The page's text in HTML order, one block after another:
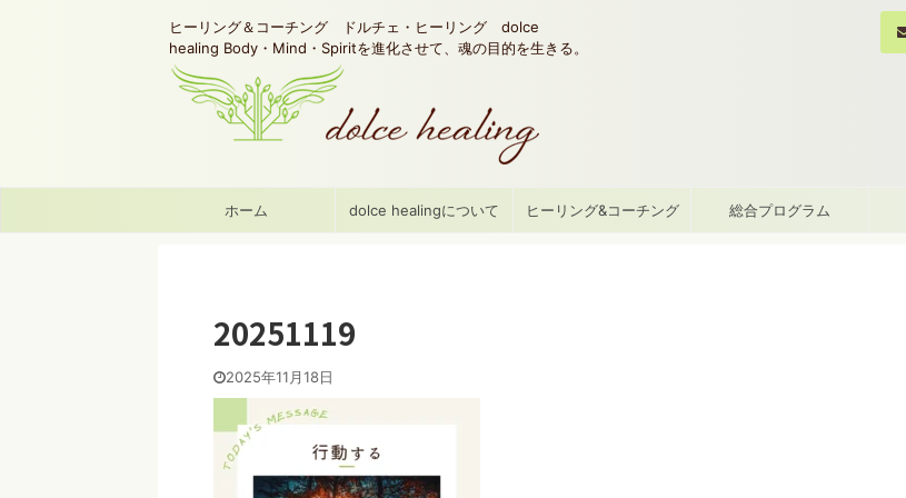
ヒーリング＆コーチング ドルチェ・ヒーリング dolce
healing Body・Mind・Spiritを進化させて、魂の目的を生きる。
ホーム dolce healingについて ヒーリング&コーチング 総合プログラム
20251119
2025年11月18日